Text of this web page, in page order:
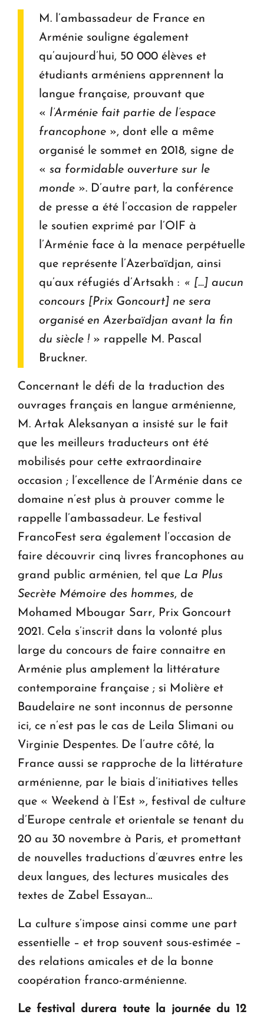
M. l’ambassadeur de France en
Arménie souligne également
qu’aujourd’hui, 50 000 élèves et
étudiants arméniens apprennent la
langue française, prouvant que
« l’Arménie fait partie de l’espace
francophone », dont elle a même
organisé le sommet en 2018, signe de
« sa formidable ouverture sur le
monde ». D’autre part, la conférence
de presse a été l’occasion de rappeler
le soutien exprimé par l’OIF à
l’Arménie face à la menace perpétuelle
que représente l’Azerbaïdjan, ainsi
qu’aux réfugiés d’Artsakh : « […] aucun
concours [Prix Goncourt] ne sera
organisé en Azerbaïdjan avant la fin
du siècle ! » rappelle M. Pascal
Bruckner.
Concernant le défi de la traduction des
ouvrages français en langue arménienne,
M. Artak Aleksanyan a insisté sur le fait
que les meilleurs traducteurs ont été
mobilisés pour cette extraordinaire
occasion ; l’excellence de l’Arménie dans ce
domaine n’est plus à prouver comme le
rappelle l’ambassadeur. Le festival
FrancoFest sera également l’occasion de
faire découvrir cinq livres francophones au
grand public arménien, tel que La Plus
Secrète Mémoire des hommes, de
Mohamed Mbougar Sarr, Prix Goncourt
2021. Cela s’inscrit dans la volonté plus
large du concours de faire connaitre en
Arménie plus amplement la littérature
contemporaine française ; si Molière et
Baudelaire ne sont inconnus de personne
ici, ce n’est pas le cas de Leila Slimani ou
Virginie Despentes. De l’autre côté, la
France aussi se rapproche de la littérature
arménienne, par le biais d’initiatives telles
que « Weekend à l’Est », festival de culture
d’Europe centrale et orientale se tenant du
20 au 30 novembre à Paris, et promettant
de nouvelles traductions d’œuvres entre les
deux langues, des lectures musicales des
textes de Zabel Essayan…
La culture s’impose ainsi comme une part
essentielle – et trop souvent sous-estimée –
des relations amicales et de la bonne
coopération franco-arménienne.
Le festival durera toute la journée du 12